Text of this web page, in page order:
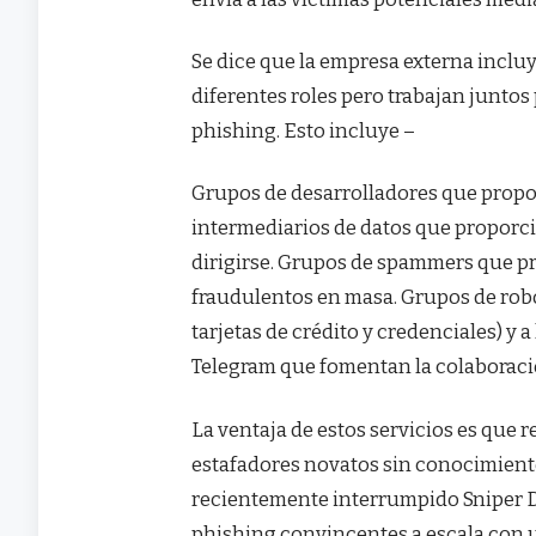
Se dice que la empresa externa
diferentes roles pero trabajan
phishing. Esto incluye –
Grupos de desarrolladores que
intermediarios de datos que
dirigirse. Grupos de spammers que
fraudulentos en masa. Grupos de
tarjetas de crédito y credenciales) y
Telegram que fomentan la
La ventaja de estos servicios es que
estafadores novatos sin
recientemente interrumpido Sniper